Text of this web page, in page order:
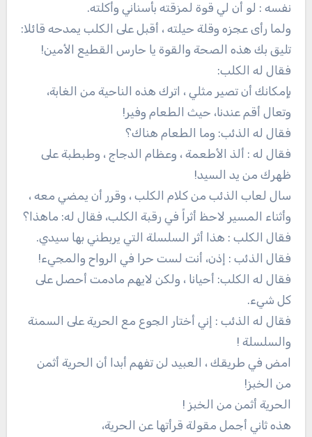
نفسه : لو أن لي قوة لمزقته بأسناني وأكلته.
ولما رأى عجزه وقلة حيلته ، أقبل على الكلب يمدحه قائلا:
تليق بك هذه الصحة والقوة يا حارس القطيع الأمين!
فقال له الكلب:
بإمكانك أن تصير مثلي ، اترك هذه الناحية من الغابة،
وتعال أقم عندنا، حيث الطعام وفير!
فقال له الذئب: وما الطعام هناك؟
فقال له : ألذ الأطعمة ، وعظام الدجاج ، وطبطبة على
ظهرك من يد السيد!
سال لعاب الذئب من كلام الكلب ، وقرر أن يمضي معه ،
وأثناء المسير لاحظ أثراً في رقبة الكلب، فقال له: ماهذا؟
فقال الكلب : هذا أثر السلسلة التي يربطني بها سيدي.
فقال الذئب : إذن، أنت لست حرا في الرواح والمجيء!
فقال له الكلب: أحيانا ، ولكن لايهم مادمت أحصل على
كل شيء.
فقال له الذئب : إني أختار الجوع مع الحرية على السمنة
والسلسلة !
امض في طريقك ، العبيد لن تفهم أبدا أن الحرية أثمن
من الخبز!
الحرية أثمن من الخبز !
هذه ثاني أجمل مقولة قرأتها عن الحرية،